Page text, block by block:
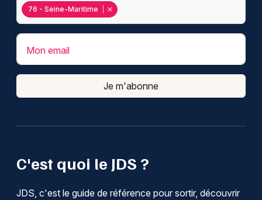
C'est quoi le JDS ?
JDS, c'est le guide de référence pour sortir, découvrir
76 - Seine-Maritime
Mon email
Je m'abonne